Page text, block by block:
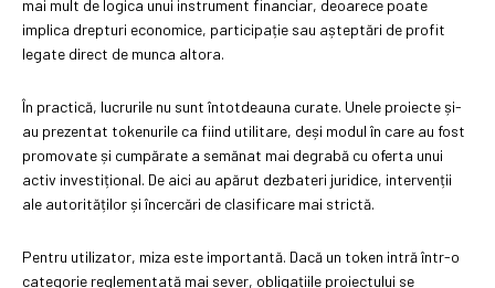
mai mult de logica unui instrument financiar, deoarece poate
implica drepturi economice, participație sau așteptări de profit
legate direct de munca altora.
În practică, lucrurile nu sunt întotdeauna curate. Unele proiecte și-
au prezentat tokenurile ca fiind utilitare, deși modul în care au fost
promovate și cumpărate a semănat mai degrabă cu oferta unui
activ investițional. De aici au apărut dezbateri juridice, intervenții
ale autorităților și încercări de clasificare mai strictă.
Pentru utilizator, miza este importantă. Dacă un token intră într-o
categorie reglementată mai sever, obligațiile proiectului se